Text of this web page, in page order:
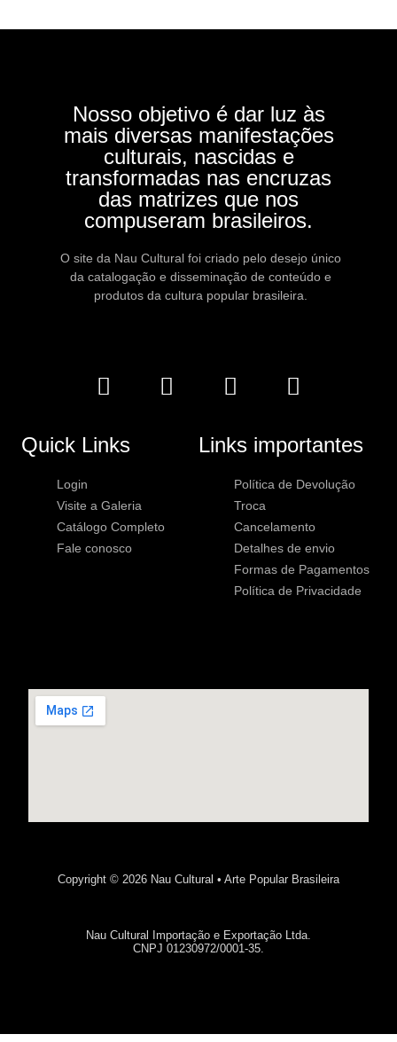
Nosso objetivo é dar luz às
mais diversas manifestações
culturais, nascidas e
transformadas nas encruzas
das matrizes que nos
compuseram brasileiros.
O site da Nau Cultural foi criado pelo desejo único
da catalogação e disseminação de conteúdo e
produtos da cultura popular brasileira.
Quick Links
Login
Visite a Galeria
Catálogo Completo
Fale conosco
Links importantes
Política de Devolução
Troca
Cancelamento
Detalhes de envio
Formas de Pagamentos
Política de Privacidade
Copyright © 2026 Nau Cultural • Arte Popular Brasileira
Nau Cultural Importação e Exportação Ltda.
CNPJ 01230972/0001-35.